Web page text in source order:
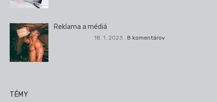
Reklama a médiá
18. 1. 2023 8 komentárov
TÉMY